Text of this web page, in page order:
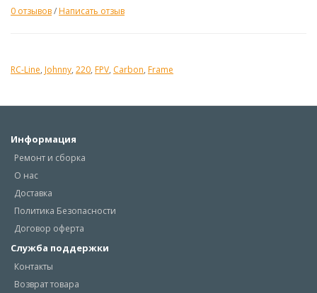
0 отзывов/ Написать отзыв
RC-Line, Johnny, 220, FPV, Carbon, Frame
Информация
Ремонт и сборка
О нас
Доставка
Политика Безопасности
Договор оферта
Служба поддержки
Контакты
Возврат товара